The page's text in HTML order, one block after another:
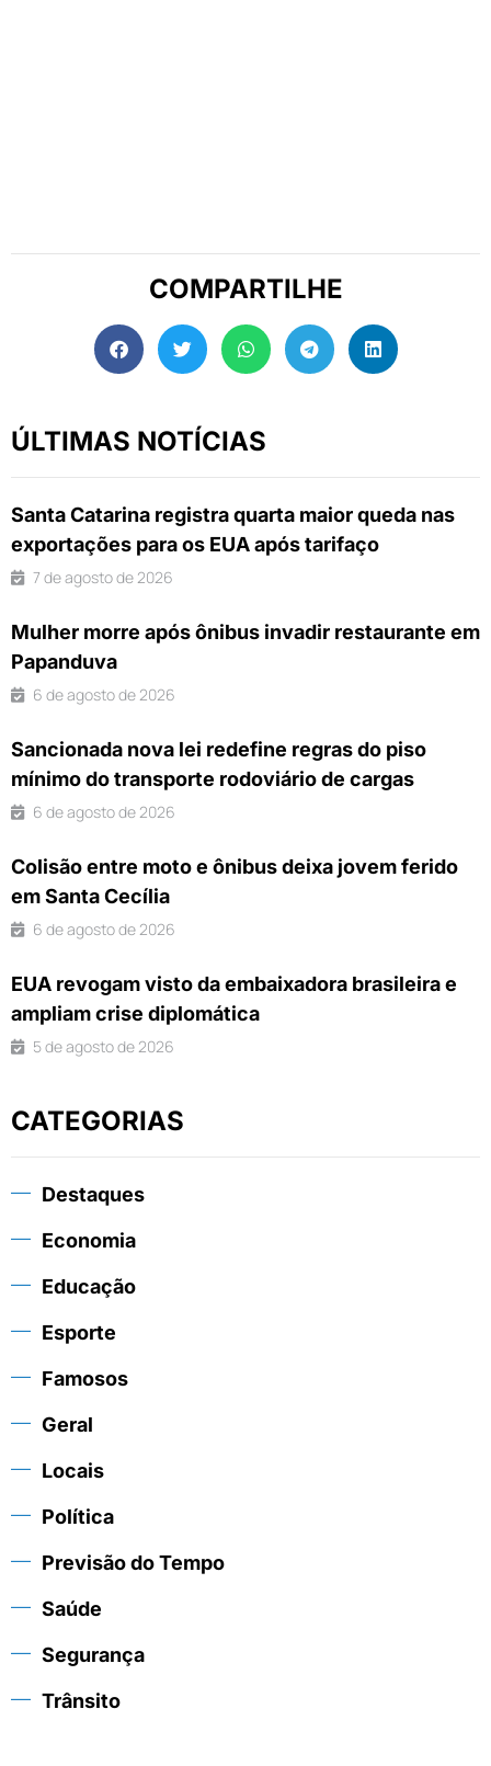
COMPARTILHE
ÚLTIMAS NOTÍCIAS
Santa Catarina registra quarta maior queda nas
exportações para os EUA após tarifaço
7 de agosto de 2026
Mulher morre após ônibus invadir restaurante em
Papanduva
6 de agosto de 2026
Sancionada nova lei redefine regras do piso
mínimo do transporte rodoviário de cargas
6 de agosto de 2026
Colisão entre moto e ônibus deixa jovem ferido
em Santa Cecília
6 de agosto de 2026
EUA revogam visto da embaixadora brasileira e
ampliam crise diplomática
5 de agosto de 2026
CATEGORIAS
Destaques
Economia
Educação
Esporte
Famosos
Geral
Locais
Política
Previsão do Tempo
Saúde
Segurança
Trânsito